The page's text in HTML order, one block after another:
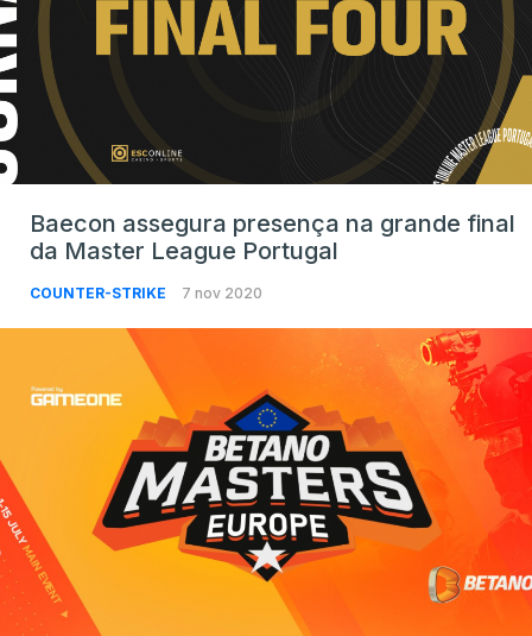
Baecon assegura presença na grande final
da Master League Portugal
COUNTER-STRIKE 7 nov 2020